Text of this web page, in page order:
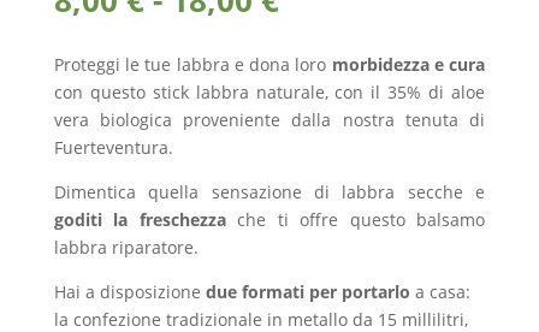
di
prezzo:
da
8,00 €
a
Proteggi le tue labbra e dona loro morbidezza e cura
con questo stick labbra naturale, con il 35% di aloe
vera biologica proveniente dalla nostra tenuta di
Fuerteventura.
Dimentica quella sensazione di labbra secche e
goditi la freschezzache ti offre questo balsamo
labbra riparatore.
Hai a disposizione due formati per portarlo a casa:
la confezione tradizionale in metallo da 15 millilitri,